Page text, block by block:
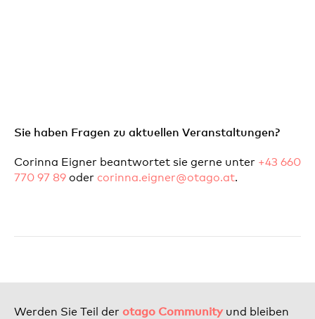
Sie haben Fragen zu aktuellen Veranstaltungen?
Corinna Eigner beantwortet sie gerne unter +43 660
770 97 89 oder corinna.eigner@otago.at.
Werden Sie Teil der otago Communityund bleiben